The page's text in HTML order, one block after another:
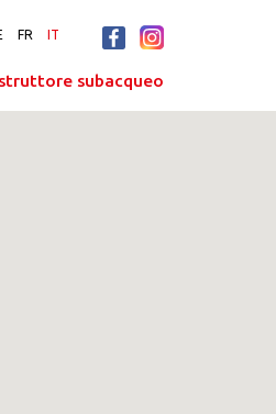
FR IT
subacqueo